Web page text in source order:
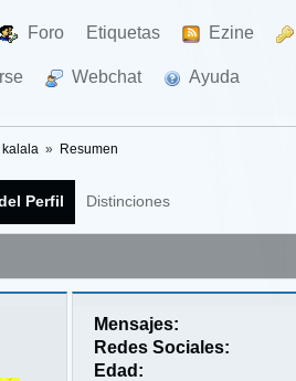
Foro Etiquetas Ezine
Webchat Ayuda
kalala » Resumen
Perfil Distinciones
Mensajes:
Redes Sociales:
Edad: